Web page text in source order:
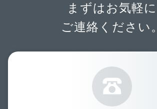
まずはお気軽に
ご連絡ください。